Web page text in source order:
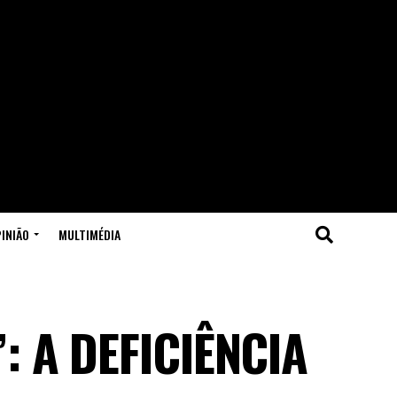
MULTIMÉDIA
A DEFICIÊNCIA